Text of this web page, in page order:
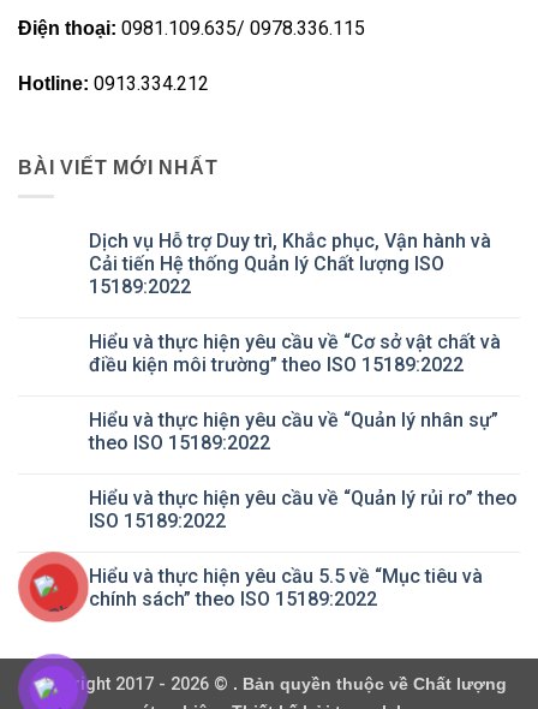
Điện thoại: 0981.109.635/ 0978.336.115
Hotline: 0913.334.212
BÀI VIẾT MỚI NHẤT
Dịch vụ Hỗ trợ Duy trì, Khắc phục, Vận hành và
Cải tiến Hệ thống Quản lý Chất lượng ISO
15189:2022
bình
luận
ở
Hỗ
trợ
Duy
phục,
Vận
hành
tiến
Hệ
thống
ISO
15189:2022
Hiểu và thực hiện yêu cầu về “Cơ sở vật chất và
điều kiện môi trường” theo ISO 15189:2022
bình
luận
ở
thực
hiện
yêu
“Cơ
sở
vật
môi
trường”
Hiểu và thực hiện yêu cầu về “Quản lý nhân sự”
theo ISO 15189:2022
bình
luận
ở
thực
hiện
yêu
nhân
sự”
Hiểu và thực hiện yêu cầu về “Quản lý rủi ro” theo
ISO 15189:2022
bình
luận
ở
yêu
cầu
Hiểu và thực hiện yêu cầu 5.5 về “Mục tiêu và
chính sách” theo ISO 15189:2022
bình
ở
Hiểu
Copyright 2017 - 2026 © . Bản quyền thuộc về Chất lượng